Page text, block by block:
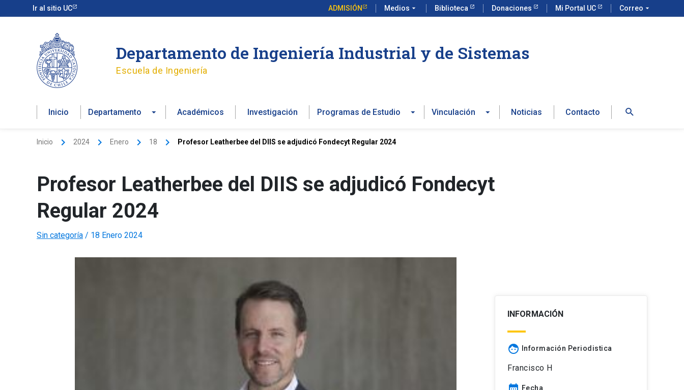
Ir al sitio UC ADMISIÓN Medios arrow_drop_down Biblioteca Donaciones Mi Portal UC Correo arrow_drop_down
al
Departamento de Ingeniería Industrial y de Sistemas
Escuela de Ingeniería
Inicio Departamento Académicos Investigación Programas de Estudio Vinculación Noticias Contacto Buscar
Inicio 2024 Enero 18 Profesor Leatherbee del DIIS se adjudicó Fondecyt Regular 2024
Profesor Leatherbee del DIIS se adjudicó Fondecyt
Regular 2024
Sin categoría / 18 Enero 2024
INFORMACIÓN
face Información Periodistica
Francisco H
Fecha